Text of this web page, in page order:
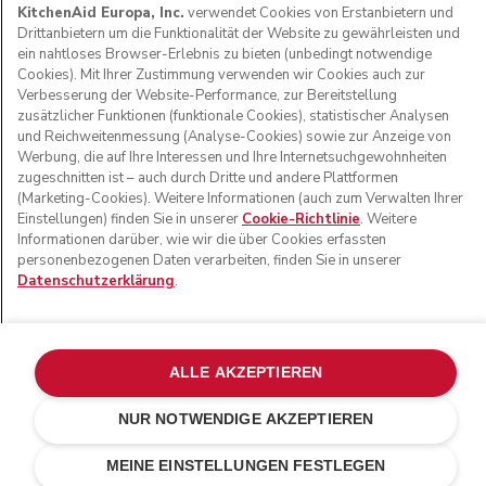
© KitchenAid 2026 - Alle Rechte vorbehalten. KitchenAid
und das Design der Küchenmaschine sind eingetragene
Marken in den USA und in anderen Ländern.
KitchenAid Europa, Inc. verwendet Cookies von Erstanbietern und
Drittanbietern um die Funktionalität der Website zu gewährleisten und
ein nahtloses Browser-Erlebnis zu bieten (unbedingt notwendige
Cookies). Mit Ihrer Zustimmung verwenden wir Cookies auch zur
Verbesserung der Website-Performance, zur Bereitstellung
zusätzlicher Funktionen (funktionale Cookies), statistischer Analysen
und Reichweitenmessung (Analyse-Cookies) sowie zur Anzeige von
Werbung, die auf Ihre Interessen und Ihre Internetsuchgewohnheiten
zugeschnitten ist – auch durch Dritte und andere Plattformen
(Marketing-Cookies). Weitere Informationen (auch zum Verwalten Ihrer
Einstellungen) finden Sie in unserer Cookie-Richtlinie. Weitere
Informationen darüber, wie wir die über Cookies erfassten
personenbezogenen Daten verarbeiten, finden Sie in unserer
Datenschutzerklärung.
MEINE EINSTELLUNGEN FESTLEGEN
NUR NOTWENDIGE AKZEPTIEREN
ALLE AKZEPTIEREN